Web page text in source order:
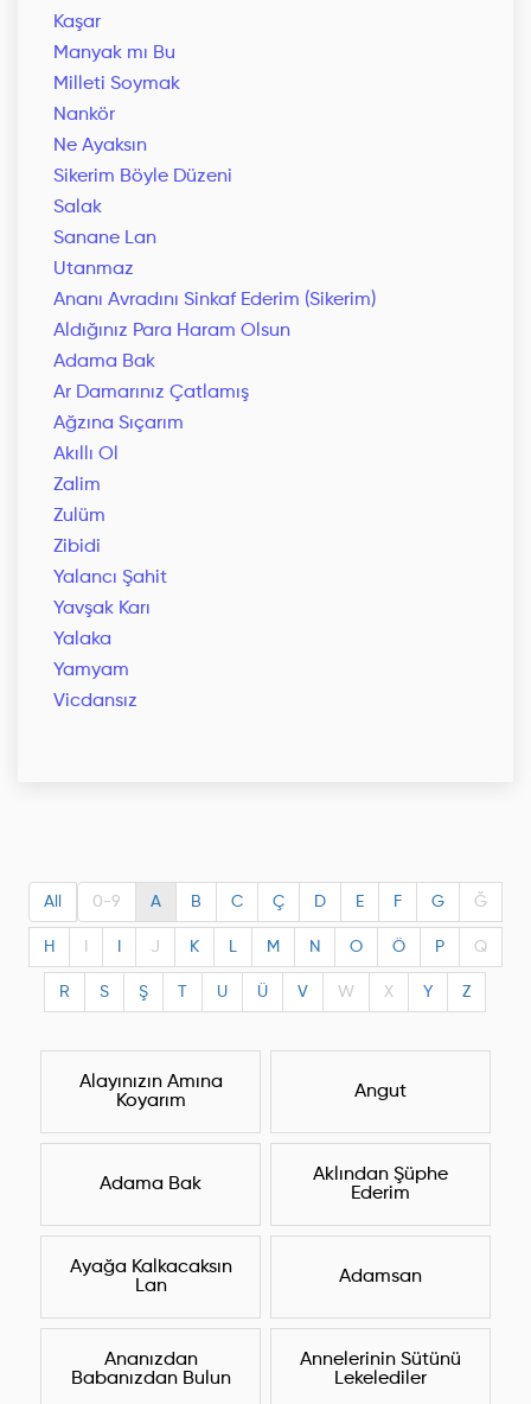
Kaşar
Manyak mı Bu
Milleti Soymak
Nankör
Ne Ayaksın
Sikerim Böyle Düzeni
Salak
Sanane Lan
Utanmaz
Ananı Avradını Sinkaf Ederim (Sikerim)
Aldığınız Para Haram Olsun
Adama Bak
Ar Damarınız Çatlamış
Ağzına Sıçarım
Akıllı Ol
Zalim
Zulüm
Zibidi
Yalancı Şahit
Yavşak Karı
Yalaka
Yamyam
Vicdansız
All 0-9 A B C Ç D E F G Ğ
H J K L M N O Ö P Q
R S Ş U Ü V W X Y Z
Alayınızın Amına
Koyarım
Angut
Adama Bak
Aklından Şüphe
Ederim
Ayağa Kalkacaksın
Lan
Adamsan
Ananızdan
Babanızdan Bulun
Annelerinin Sütünü
Lekelediler